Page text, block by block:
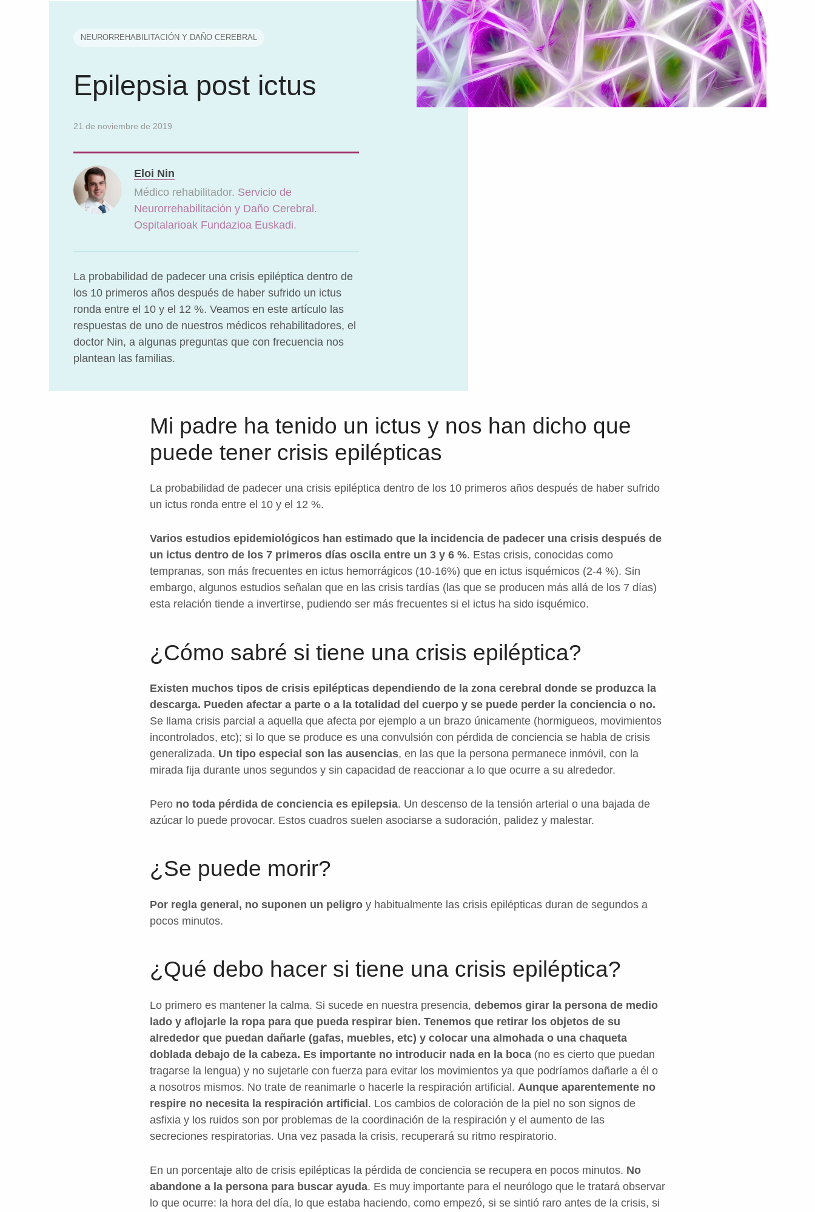
NEURORREHABILITACIÓN Y DAÑO CEREBRAL
Epilepsia post ictus
21 de noviembre de 2019
Eloi Nin
Médico rehabilitador. Servicio de
Neurorrehabilitación y Daño Cerebral.
Ospitalarioak Fundazioa Euskadi.
La probabilidad de padecer una crisis epiléptica dentro de
los 10 primeros años después de haber sufrido un ictus
ronda entre el 10 y el 12 %. Veamos en este artículo las
respuestas de uno de nuestros médicos rehabilitadores, el
doctor Nin, a algunas preguntas que con frecuencia nos
plantean las familias.
Mi padre ha tenido un ictus y nos han dicho que
puede tener crisis epilépticas
La probabilidad de padecer una crisis epiléptica dentro de los 10 primeros años después de haber sufrido
un ictus ronda entre el 10 y el 12 %.
Varios estudios epidemiológicos han estimado que la incidencia de padecer una crisis después de
un ictus dentro de los 7 primeros días oscila entre un 3 y 6 %. Estas crisis, conocidas como
tempranas, son más frecuentes en ictus hemorrágicos (10-16%) que en ictus isquémicos (2-4 %). Sin
embargo, algunos estudios señalan que en las crisis tardías (las que se producen más allá de los 7 días)
esta relación tiende a invertirse, pudiendo ser más frecuentes si el ictus ha sido isquémico.
¿Cómo sabré si tiene una crisis epiléptica?
Existen muchos tipos de crisis epilépticas dependiendo de la zona cerebral donde se produzca la
descarga. Pueden afectar a parte o a la totalidad del cuerpo y se puede perder la conciencia o no.
Se llama crisis parcial a aquella que afecta por ejemplo a un brazo únicamente (hormigueos, movimientos
incontrolados, etc); si lo que se produce es una convulsión con pérdida de conciencia se habla de crisis
generalizada. Un tipo especial son las ausencias, en las que la persona permanece inmóvil, con la
mirada fija durante unos segundos y sin capacidad de reaccionar a lo que ocurre a su alrededor.
Pero no toda pérdida de conciencia es epilepsia. Un descenso de la tensión arterial o una bajada de
azúcar lo puede provocar. Estos cuadros suelen asociarse a sudoración, palidez y malestar.
¿Se puede morir?
Por regla general, no suponen un peligro y habitualmente las crisis epilépticas duran de segundos a
pocos minutos.
¿Qué debo hacer si tiene una crisis epiléptica?
Lo primero es mantener la calma. Si sucede en nuestra presencia, debemos girar la persona de medio
lado y aflojarle la ropa para que pueda respirar bien. Tenemos que retirar los objetos de su
alrededor que puedan dañarle (gafas, muebles, etc) y colocar una almohada o una chaqueta
doblada debajo de la cabeza. Es importante no introducir nada en la boca (no es cierto que puedan
tragarse la lengua) y no sujetarle con fuerza para evitar los movimientos ya que podríamos dañarle a él o
a nosotros mismos. No trate de reanimarle o hacerle la respiración artificial. Aunque aparentemente no
respire no necesita la respiración artificial. Los cambios de coloración de la piel no son signos de
asfixia y los ruidos son por problemas de la coordinación de la respiración y el aumento de las
secreciones respiratorias. Una vez pasada la crisis, recuperará su ritmo respiratorio.
En un porcentaje alto de crisis epilépticas la pérdida de conciencia se recupera en pocos minutos. No
abandone a la persona para buscar ayuda. Es muy importante para el neurólogo que le tratará observar
lo que ocurre: la hora del día, lo que estaba haciendo, como empezó, si se sintió raro antes de la crisis, si